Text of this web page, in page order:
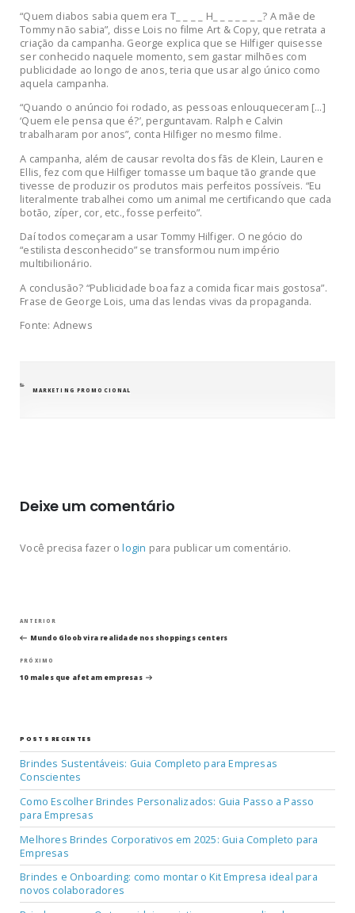
“Quem diabos sabia quem era T_ _ _ _ H_ _ _ _ _ _ _? A mãe de
Tommy não sabia”, disse Lois no filme Art & Copy, que retrata a
criação da campanha. George explica que se Hilfiger quisesse
ser conhecido naquele momento, sem gastar milhões com
publicidade ao longo de anos, teria que usar algo único como
aquela campanha.
“Quando o anúncio foi rodado, as pessoas enlouqueceram […]
‘Quem ele pensa que é?’, perguntavam. Ralph e Calvin
trabalharam por anos”, conta Hilfiger no mesmo filme.
A campanha, além de causar revolta dos fãs de Klein, Lauren e
Ellis, fez com que Hilfiger tomasse um baque tão grande que
tivesse de produzir os produtos mais perfeitos possíveis. “Eu
literalmente trabalhei como um animal me certificando que cada
botão, zíper, cor, etc., fosse perfeito”.
Daí todos começaram a usar Tommy Hilfiger. O negócio do
“estilista desconhecido” se transformou num império
multibilionário.
A conclusão? “Publicidade boa faz a comida ficar mais gostosa”.
Frase de George Lois, uma das lendas vivas da propaganda.
Fonte: Adnews
CATEGORIAS
MARKETING PROMOCIONAL
Deixe um comentário
Você precisa fazer ologin para publicar um comentário.
Navegação
de
Post
Post
anterior
ANTERIOR
Mundo Gloob vira realidade nos shoppings centers
Próximo
post
PRÓXIMO
10 males que afetam empresas
POSTS RECENTES
Brindes Sustentáveis: Guia Completo para Empresas
Conscientes
Como Escolher Brindes Personalizados: Guia Passo a Passo
para Empresas
Melhores Brindes Corporativos em 2025: Guia Completo para
Empresas
Brindes e Onboarding: como montar o Kit Empresa ideal para
novos colaboradores